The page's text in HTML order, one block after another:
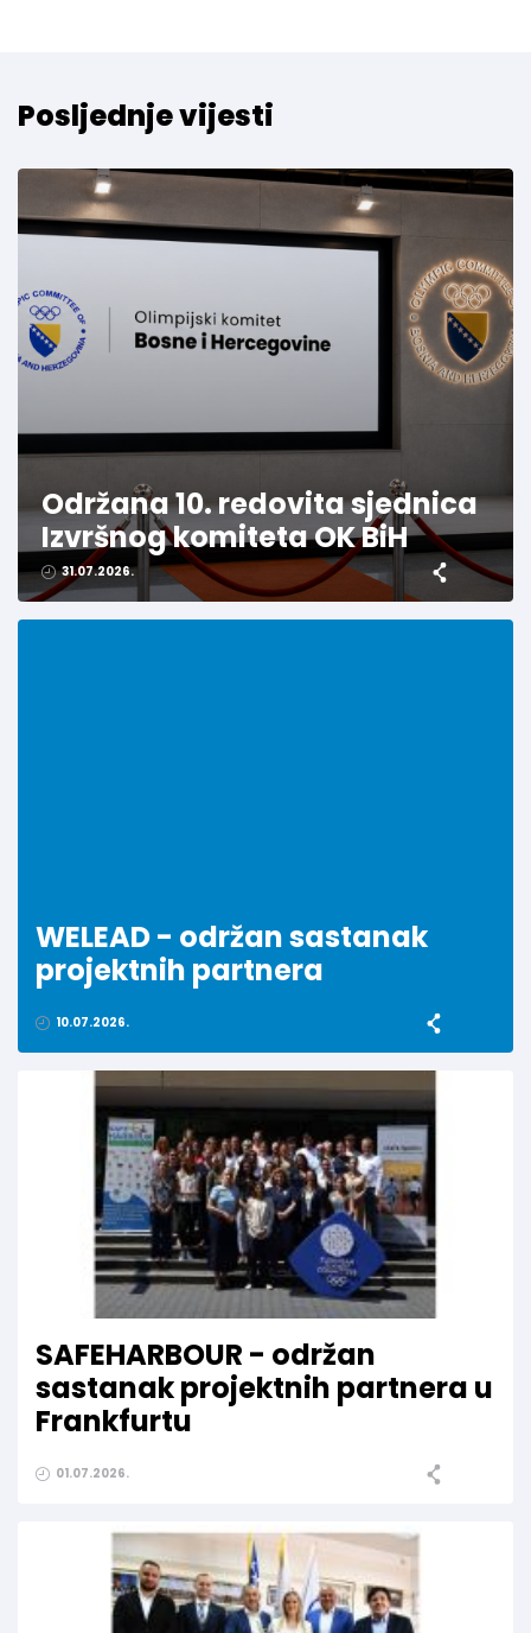
Posljednje vijesti
Održana 10. redovita sjednica
Izvršnog komiteta OK BiH
31.07.2026.
WELEAD - održan sastanak
projektnih partnera
10.07.2026.
SAFEHARBOUR - održan
sastanak projektnih partnera u
Frankfurtu
01.07.2026.